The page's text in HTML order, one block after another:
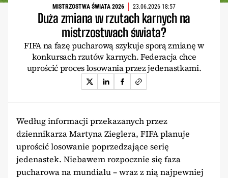
MISTRZOSTWA ŚWIATA 2026 23.06.2026 18:57
Duża zmiana w rzutach karnych na
mistrzostwach świata?
FIFA na fazę pucharową szykuje sporą zmianę w
konkursach rzutów karnych. Federacja chce
uprościć proces losowania przez jedenastkami.
Według informacji przekazanych przez
dziennikarza Martyna Zieglera, FIFA planuje
uprościć losowanie poprzedzające serię
jedenastek. Niebawem rozpocznie się faza
pucharowa na mundialu – wraz z nią najpewniej